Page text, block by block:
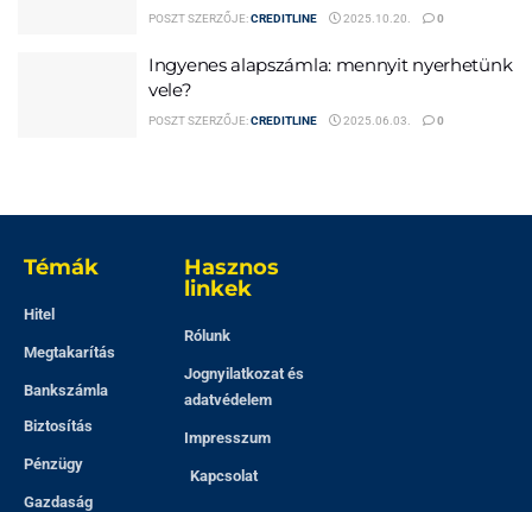
POSZT SZERZŐJE:CREDITLINE 2025.10.20. 0
Ingyenes alapszámla: mennyit nyerhetünk
vele?
POSZT SZERZŐJE:CREDITLINE 2025.06.03. 0
Témák
Hitel
Megtakarítás
Bankszámla
Biztosítás
Pénzügy
Gazdaság
Hasznos
linkek
Rólunk
Jognyilatkozat és
adatvédelem
Impresszum
Kapcsolat